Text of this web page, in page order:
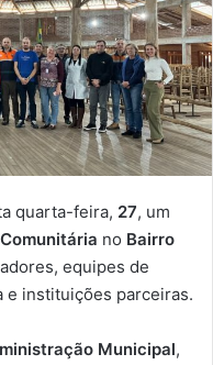
quarta-feira, 27, um
no Bairro
equipes de
e instituições parceiras.
Municipal,